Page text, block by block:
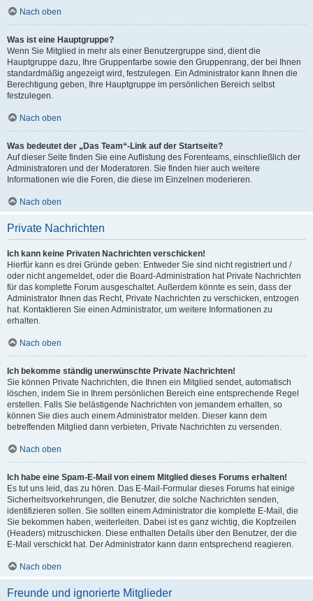
Nach oben
Was ist eine Hauptgruppe?
Wenn Sie Mitglied in mehr als einer Benutzergruppe sind, dient die
Hauptgruppe dazu, Ihre Gruppenfarbe sowie den Gruppenrang, der bei Ihnen
standardmäßig angezeigt wird, festzulegen. Ein Administrator kann Ihnen die
Berechtigung geben, Ihre Hauptgruppe im persönlichen Bereich selbst
festzulegen.
Nach oben
Was bedeutet der „Das Team“-Link auf der Startseite?
Auf dieser Seite finden Sie eine Auflistung des Forenteams, einschließlich der
Administratoren und der Moderatoren. Sie finden hier auch weitere
Informationen wie die Foren, die diese im Einzelnen moderieren.
Nach oben
Private Nachrichten
Ich kann keine Privaten Nachrichten verschicken!
Hierfür kann es drei Gründe geben: Entweder Sie sind nicht registriert und /
oder nicht angemeldet, oder die Board-Administration hat Private Nachrichten
für das komplette Forum ausgeschaltet. Außerdem könnte es sein, dass der
Administrator Ihnen das Recht, Private Nachrichten zu verschicken, entzogen
hat. Kontaktieren Sie einen Administrator, um weitere Informationen zu
erhalten.
Nach oben
Ich bekomme ständig unerwünschte Private Nachrichten!
Sie können Private Nachrichten, die Ihnen ein Mitglied sendet, automatisch
löschen, indem Sie in Ihrem persönlichen Bereich eine entsprechende Regel
erstellen. Falls Sie belästigende Nachrichten von jemandem erhalten, so
können Sie dies auch einem Administrator melden. Dieser kann dem
betreffenden Mitglied dann verbieten, Private Nachrichten zu versenden.
Nach oben
Ich habe eine Spam-E-Mail von einem Mitglied dieses Forums erhalten!
Es tut uns leid, das zu hören. Das E-Mail-Formular dieses Forums hat einige
Sicherheitsvorkehrungen, die Benutzer, die solche Nachrichten senden,
identifizieren sollen. Sie sollten einem Administrator die komplette E-Mail, die
Sie bekommen haben, weiterleiten. Dabei ist es ganz wichtig, die Kopfzeilen
(Headers) mitzuschicken. Diese enthalten Details über den Benutzer, der die
E-Mail verschickt hat. Der Administrator kann dann entsprechend reagieren.
Nach oben
Freunde und ignorierte Mitglieder